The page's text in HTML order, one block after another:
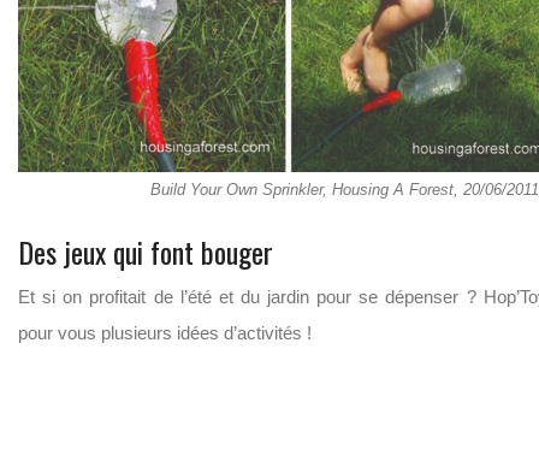
Build Your Own Sprinkler, Housing A Forest, 20/06/2011
Des jeux qui font bouger
Et si on profitait de l’été et du jardin pour se dépenser ?
pour vous plusieurs idées d’activités !